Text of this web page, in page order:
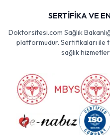
SERTİFİKA VE
Doktorsitesi.com Sağlık
platformudur. Sertifikaları ile
sağlık